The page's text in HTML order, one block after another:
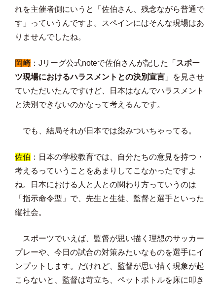
れを主催者側にいうと「佐伯さん、残念ながら普通で
す」っていうんですよ。スペインにはそんな現場はあ
りませんでしたね。
岡崎 ：Jリーグ公式noteで佐伯さんが記した「 スポー
ツ現場におけるハラスメントとの決別宣言 」を見させ
ていただいたんですけど、日本はなんでハラスメント
と決別できないのかなって考えるんです。
でも、結局それが日本では染みついちゃってる。
佐伯 ：日本の学校教育では、自分たちの意見を持つ・
考えるっていうことをあまりしてこなかったですよ
ね。日本における人と人との関わり方っていうのは
「指示命令型」で、先生と生徒、監督と選手といった
縦社会。
スポーツでいえば、監督が思い描く理想のサッカー
プレーや、今日の試合の対策みたいなものを選手にイ
ンプットします。だけれど、監督が思い描く現象が起
こらないと、監督は苛立ち、ペットボトルを床に叩き